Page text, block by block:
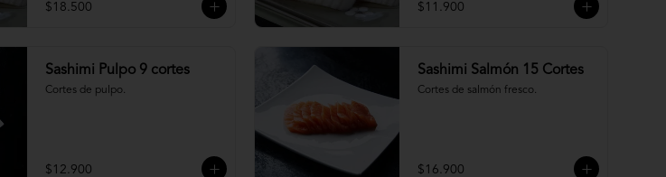
$18.500 $11.900
Sashimi Pulpo 9 cortes
Cortes de pulpo.
$12.900
Sashimi Salmón 15 Cortes
Cortes de salmón fresco.
$16.900